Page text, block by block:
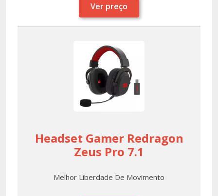
Ver preço
Headset Gamer Redragon
Zeus Pro 7.1
Melhor Liberdade De Movimento